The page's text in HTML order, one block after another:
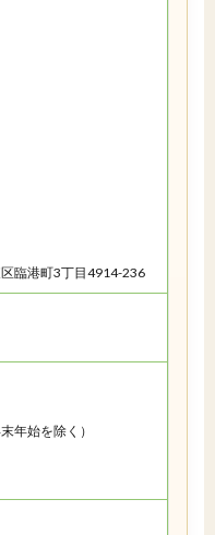
臨港町3丁目4914-236
年始を除く）